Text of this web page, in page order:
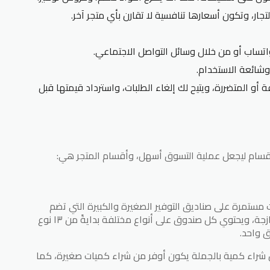
وتكون أسعارها تنافسية لا تقارن بأي متجر آخر.
أو من خلال وسائل التواصل الاجتماعي.
الاستخدام.
أو المتضررة، ويتيح لك إلغاء الطلبات، واسترداد قيمتها قبل
ليجعل عملية التسوق أسهل، وأقسام المتجر هي:
على صناديق التوفير الصغيرة والكبيرة التي تضم
أنواع من الخضروات، والفواكه، والورقيات الطازجة، ويحتوي كل صندوق على أنواع مختلفة بدايةً من ١٣ نوع
شراء كمية بالجملة يكون أوفر من شراء كميات صغيرة، كما